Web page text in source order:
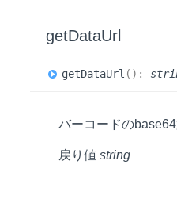
getDataUrl
getDataUrl ( ) :
バーコードの
戻り値 string